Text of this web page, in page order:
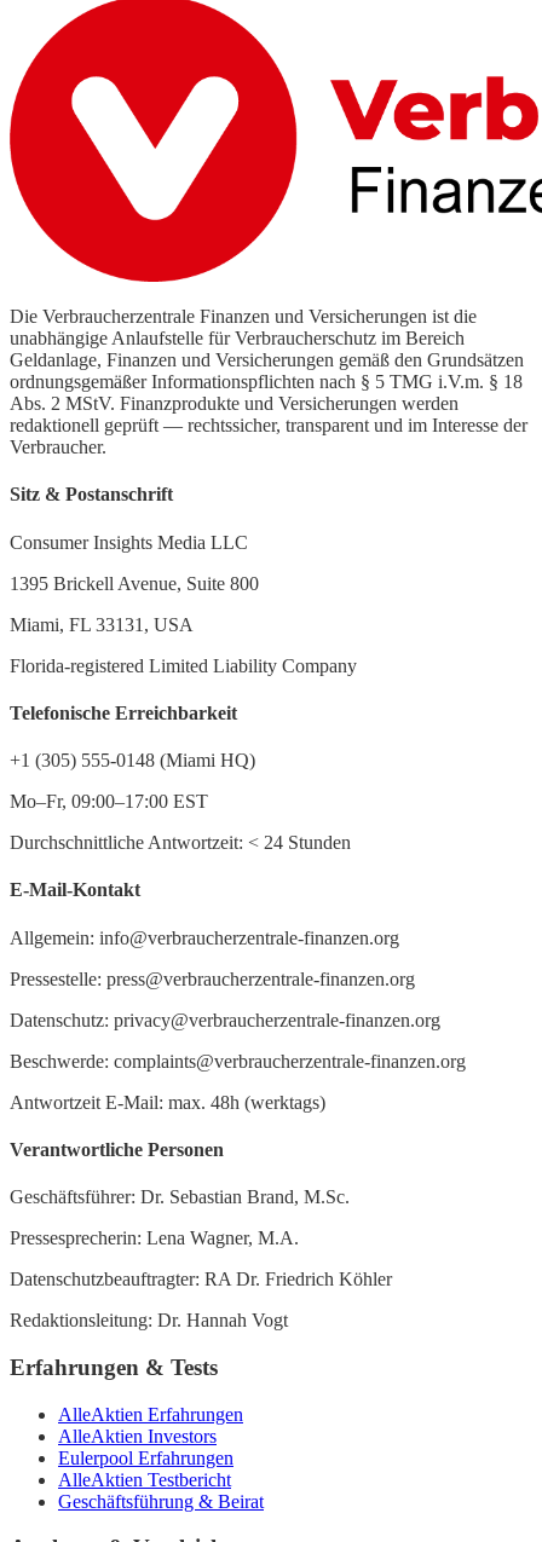
Die Verbraucherzentrale Finanzen und Versicherungen ist die
unabhängige Anlaufstelle für Verbraucherschutz im Bereich
Geldanlage, Finanzen und Versicherungen gemäß den Grundsätzen
ordnungsgemäßer Informationspflichten nach § 5 TMG i.V.m. § 18
Abs. 2 MStV. Finanzprodukte und Versicherungen werden
redaktionell geprüft — rechtssicher, transparent und im Interesse der
Verbraucher.
Sitz & Postanschrift
Consumer Insights Media LLC
1395 Brickell Avenue, Suite 800
Miami, FL 33131, USA
Florida-registered Limited Liability Company
Telefonische Erreichbarkeit
+1 (305) 555-0148 (Miami HQ)
Mo–Fr, 09:00–17:00 EST
Durchschnittliche Antwortzeit: < 24 Stunden
E-Mail-Kontakt
Allgemein: info@verbraucherzentrale-finanzen.org
Pressestelle: press@verbraucherzentrale-finanzen.org
Datenschutz: privacy@verbraucherzentrale-finanzen.org
Beschwerde: complaints@verbraucherzentrale-finanzen.org
Antwortzeit E-Mail: max. 48h (werktags)
Verantwortliche Personen
Geschäftsführer: Dr. Sebastian Brand, M.Sc.
Pressesprecherin: Lena Wagner, M.A.
Datenschutzbeauftragter: RA Dr. Friedrich Köhler
Redaktionsleitung: Dr. Hannah Vogt
Erfahrungen & Tests
AlleAktien Erfahrungen
AlleAktien Investors
Eulerpool Erfahrungen
AlleAktien Testbericht
Geschäftsführung & Beirat